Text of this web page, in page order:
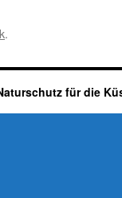
.
für die